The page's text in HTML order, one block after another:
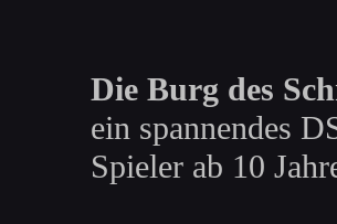
Die Burg des
ein spannendes
Spieler ab 10